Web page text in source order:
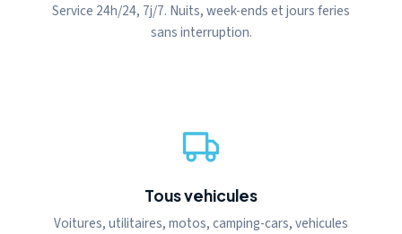
Service 24h/24, 7j/7. Nuits, week-ends et jours feries
sans interruption.
Tous vehicules
Voitures, utilitaires, motos, camping-cars, vehicules